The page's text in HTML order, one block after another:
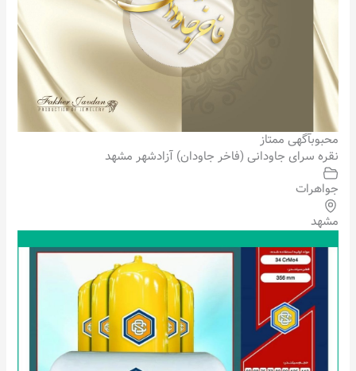
محبوبآگهی ممتاز
نقره سرای جاودانی (فاخر جاودان) آزادشهر مشهد
جواهرات
مشهد